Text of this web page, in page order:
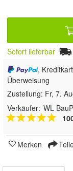
Sofort lieferbar
,
Überweisung
Zustellung: Fr, 7.
Verkäufer: WL
Merken